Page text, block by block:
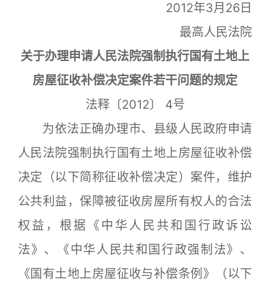
2012年3月26日
最高人民法院
关于办理申请人民法院强制执行国有土地上
房屋征收补偿决定案件若干问题的规定
法释〔2012〕 4号
为依法正确办理市、县级人民政府申请
人民法院强制执行国有土地上房屋征收补偿
决定（以下简称征收补偿决定）案件，维护
公共利益，保障被征收房屋所有权人的合法
权益，根据《中华人民共和国行政诉讼
法》、《中华人民共和国行政强制法》、
《国有土地上房屋征收与补偿条例》（以下